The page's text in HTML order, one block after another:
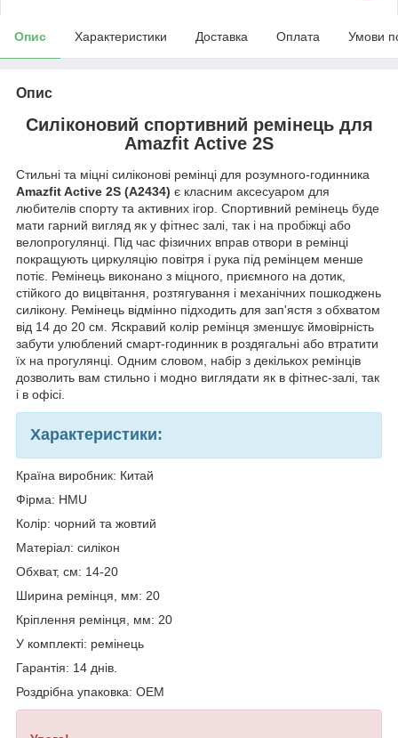
Опис Характеристики Доставка Оплата Умови
Опис
Силіконовий спортивний ремінецьдля
Amazfit Active 2S
Стильні та міцні силіконові ремінці для розумного-годинника
Amazfit Active 2S (A2434) є класним аксесуаром для
любителів спорту та активних ігор. Спортивний ремінець буде
мати гарний вигляд як у фітнес залі, так і на пробіжці або
велопрогулянці. Під час фізичних вправ отвори в ремінці
покращують циркуляцію повітря і рука під ремінцем менше
потіє. Ремінець виконано з міцного, приємного на дотик,
стійкого до вицвітання, розтягування і механічних пошкоджень
силікону. Ремінець відмінно підходить для зап'ястя з обхватом
від 14 до 20 см. Яскравий колір ремінця зменшує ймовірність
забути улюблений смарт-годинник в роздягальні або втратити
їх на прогулянці. Одним словом, набір з декількох ремінців
дозволить вам стильно і модно виглядати як в фітнес-залі, так
і в офісі.
Характеристики:
Країна виробник: Китай
Фірма: HMU
Колір: чорний та жовтий
Матеріал: силікон
Обхват, см: 14-20
Ширина ремінця, мм: 20
Кріплення ремінця, мм: 20
У комплекті: ремінець
Гарантія: 14 днів.
Роздрібна упаковка: OEM